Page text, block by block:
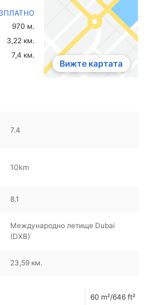
970 м.
3,22 км.
7,4 км.
Вижте картата
7.4
10km
8.1
Международно летище Dubai
(DXB)
23,59 км.
60 m²/646 ft²